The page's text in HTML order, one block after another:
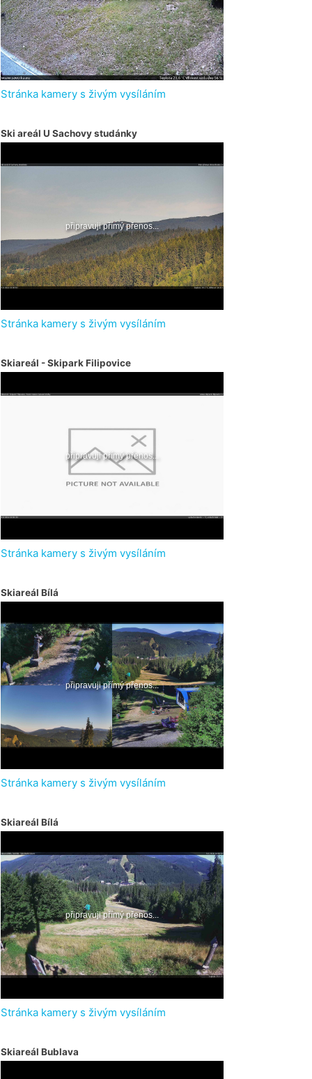
Stránka kamery s živým vysíláním
Ski areál U Sachovy studánky
Stránka kamery s živým vysíláním
Skiareál - Skipark Filipovice
Stránka kamery s živým vysíláním
Skiareál Bílá
Stránka kamery s živým vysíláním
Skiareál Bílá
Stránka kamery s živým vysíláním
Skiareál Bublava